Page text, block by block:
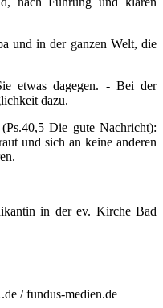
und in der ganzen Welt, die
etwas dagegen. - Bei der
dazu.
Die gute Nachricht):
und sich an keine anderen
in der ev. Kirche Bad
/ fundus-medien.de